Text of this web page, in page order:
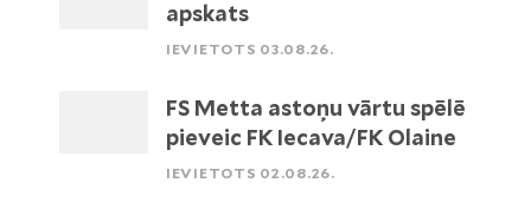
apskats
IEVIETOTS 03.08.26.
FS Metta astoņu vārtu spēlē
pieveic FK Iecava/FK Olaine
IEVIETOTS 02.08.26.